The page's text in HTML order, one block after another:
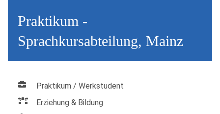
Praktikum -
Sprachkursabteilung, Mainz
Praktikum / Werkstudent
Erziehung & Bildung